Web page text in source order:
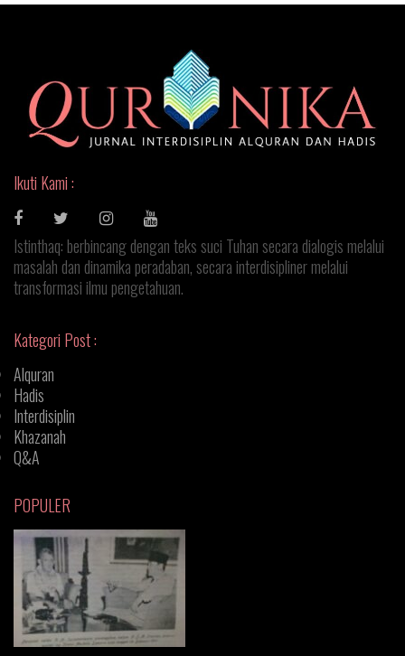
Ikuti Kami :
Istinthaq: berbincang dengan teks suci Tuhan secara dialogis melalui
masalah dan dinamika peradaban, secara interdisipliner melalui
transformasi ilmu pengetahuan.
Kategori Post :
Alquran
Hadis
Interdisiplin
Khazanah
Q&A
POPULER